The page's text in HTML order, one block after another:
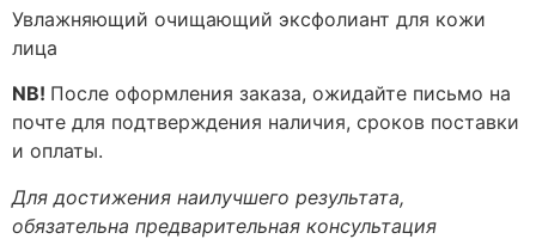
Увлажняющий очищающий эксфолиант для кожи
лица
NB! После оформления заказа, ожидайте письмо на
почте для подтверждения наличия, сроков поставки
и оплаты.
Для достижения наилучшего результата,
обязательна предварительная консультация